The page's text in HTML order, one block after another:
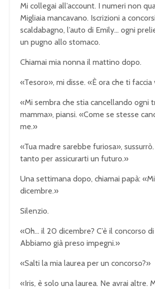
Mi collegai all’account. I numeri non
Migliaia mancavano. Iscrizioni a
scaldabagno, l’auto di Emily… ogni
un pugno allo stomaco.
Chiamai mia nonna il mattino dopo.
«Tesoro», mi disse. «È ora che ti faccia
«Mi sembra che stia cancellando ogni
mamma», piansi. «Come se stesse
me.»
«Tua madre sarebbe furiosa»,
tanto per assicurarti un futuro.»
Una settimana dopo, chiamai papà:
dicembre.»
Silenzio.
«Oh… il 20 dicembre? C’è il concorso
Abbiamo già preso impegni.»
«Salti la mia laurea per un concorso?»
«Iris, è solo una laurea. Ne avrai altre.